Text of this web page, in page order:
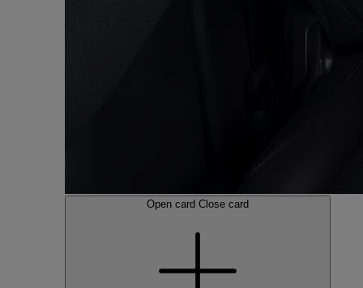
Open card Close card